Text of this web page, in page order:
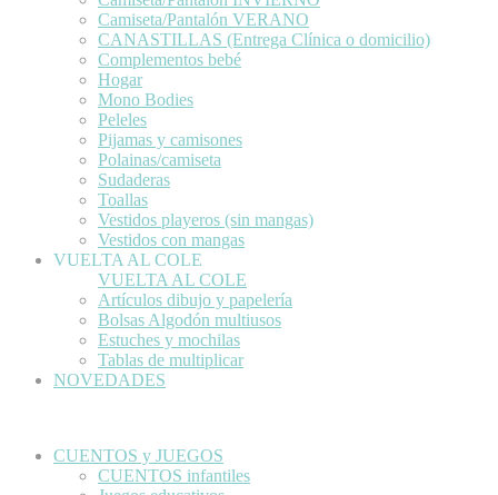
Camiseta/Pantalón VERANO
CANASTILLAS (Entrega Clínica o domicilio)
Complementos bebé
Hogar
Mono Bodies
Peleles
Pijamas y camisones
Polainas/camiseta
Sudaderas
Toallas
Vestidos playeros (sin mangas)
Vestidos con mangas
VUELTA AL COLE
VUELTA AL COLE
Artículos dibujo y papelería
Bolsas Algodón multiusos
Estuches y mochilas
Tablas de multiplicar
NOVEDADES
CUENTOS y JUEGOS
CUENTOS infantiles